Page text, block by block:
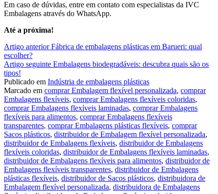
Em caso de dúvidas, entre em contato com especialistas da IVC
Embalagens através do WhatsApp.
Até a próxima!
Continue
lendo
Artigo anteriorFábrica de embalagens plásticas em Barueri: qual
escolher?
Artigo seguinte Embalagens biodegradáveis: descubra quais são os
tipos!
Publicado em Indústria de embalagens plásticas
Marcado em comprar Embalagem flexível personalizada, comprar
Embalagens flexíveis, comprar Embalagens flexíveis coloridas,
comprar Embalagens flexíveis laminadas, comprar Embalagens
flexíveis para alimentos, comprar Embalagens flexíveis
transparentes, comprar Embalagens plásticas flexíveis, comprar
Sacos plásticos, distribuidor de Embalagem flexível personalizada,
distribuidor de Embalagens flexíveis, distribuidor de Embalagens
flexíveis coloridas, distribuidor de Embalagens flexíveis laminadas,
distribuidor de Embalagens flexíveis para alimentos, distribuidor de
Embalagens flexíveis transparentes, distribuidor de Embalagens
plásticas flexíveis, distribuidor de Sacos plásticos, distribuidora de
Embalagem flexível personalizada, distribuidora de Embalagens